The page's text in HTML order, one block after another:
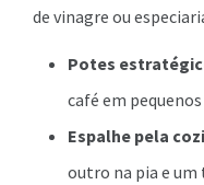
de vinagre ou
Potes
café em
Espalhe pela
outro na pia e um